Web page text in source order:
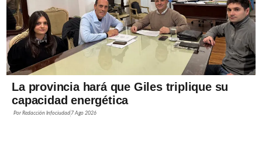
La provincia hará que Giles triplique su
capacidad energética
PorRedacción Infociudad 7 Ago 2026